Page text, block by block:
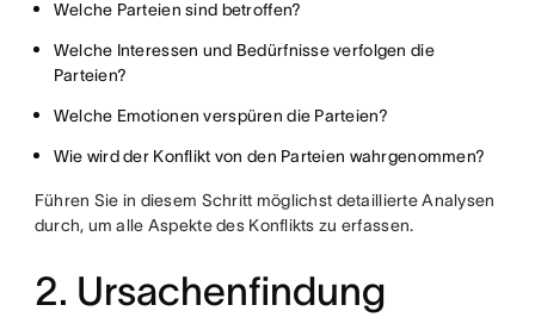
Welche Parteien sind betroffen?
Welche Interessen und Bedürfnisse verfolgen die
Parteien?
Welche Emotionen verspüren die Parteien?
Wie wird der Konflikt von den Parteien wahrgenommen?
Führen Sie in diesem Schritt möglichst detaillierte Analysen
durch, um alle Aspekte des Konflikts zu erfassen.
2. Ursachenfindung